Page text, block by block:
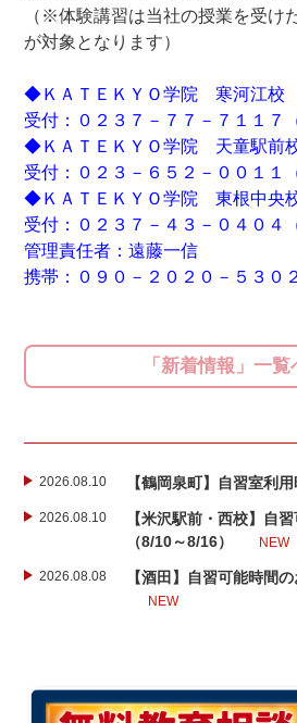
（※体験講習は当社の授業を受け
が対象となります）
◆ＫＡＴＥＫＹＯ学院 寒河江校
受付：０２３７－７７－７１１７
◆ＫＡＴＥＫＹＯ学院 天童駅前
受付：０２３－６５２－００１１
◆ＫＡＴＥＫＹＯ学院 東根中央
受付：０２３７－４３－０４０４
管理責任者：遠藤一信
携帯：０９０－２０２０－５３０２
「新着情報」一覧
2026.08.10 【鶴岡泉町】自習室利用
2026.08.10
【米沢駅前・西校】自
（8/10～8/16）
NEW
2026.08.08 【酒田】自習可能時間
NEW